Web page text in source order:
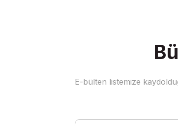
E-bülten listemize